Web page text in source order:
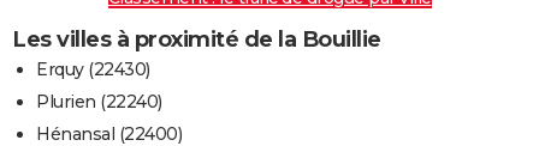
Les villes à proximité de la Bouillie
Erquy (22430)
Plurien (22240)
Hénansal (22400)